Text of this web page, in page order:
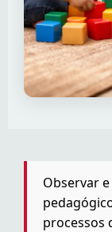
Observar
processos